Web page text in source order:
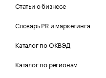
Статьи о бизнесе
Словарь PR и маркетинга
Каталог по ОКВЭД
Каталог по регионам